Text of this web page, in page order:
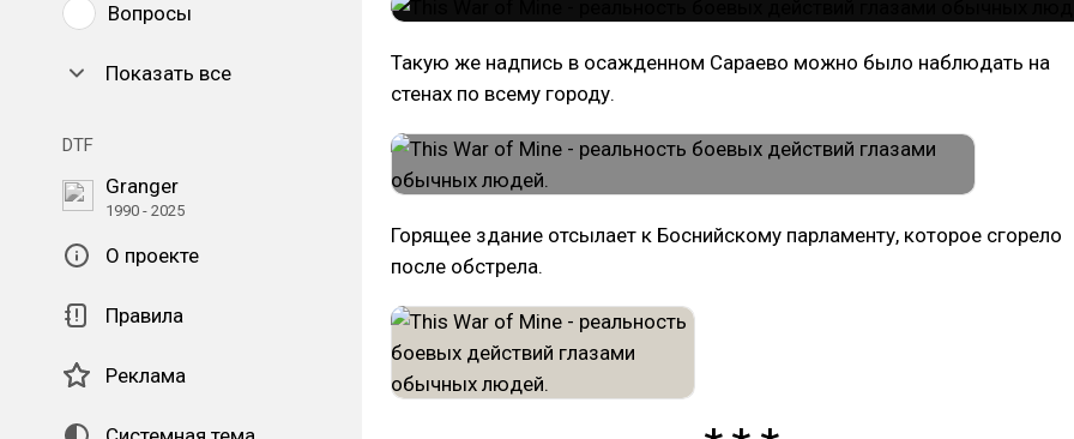
Вопросы
Показать все
DTF
Granger
1990 - 2025
О проекте
Правила
Реклама
Такую же надпись в осажденном Сараево можно было наблюдать на
стенах по всему городу.
Горящее здание отсылает к Боснийскому парламенту, которое сгорело
после обстрела.